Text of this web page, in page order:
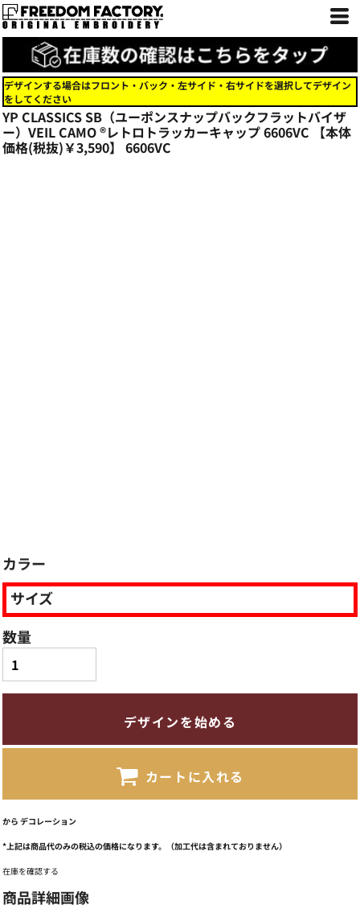
デザインする場合はフロント・バック・左サイド・右サイドを選択してデザイン
をしてください
YP CLASSICS SB（ユーポンスナップバックフラットバイザ
ー）VEIL CAMO ®レトロトラッカーキャップ 6606VC 【本体
価格(税抜)￥3,590】 6606VC
カラー
サイズ
数量
デザインを始める
カートに入れる
から デコレーション
*上記は商品代のみの税込の価格になります。（加工代は含まれておりません）
在庫を確認する
商品詳細画像